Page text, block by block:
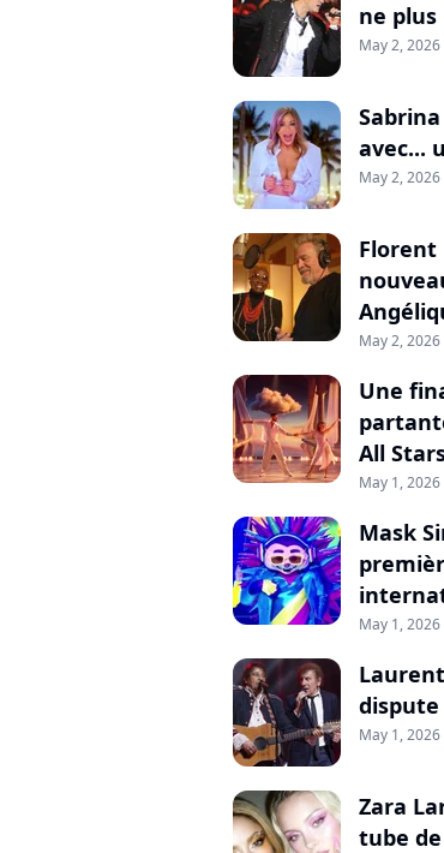
ne
May 2, 2026
avec...
May 2, 2026
Florent
May 2, 2026
Une
All
May 1, 2026
Mask
May 1, 2026
dispute
May 1, 2026
Zara
tube